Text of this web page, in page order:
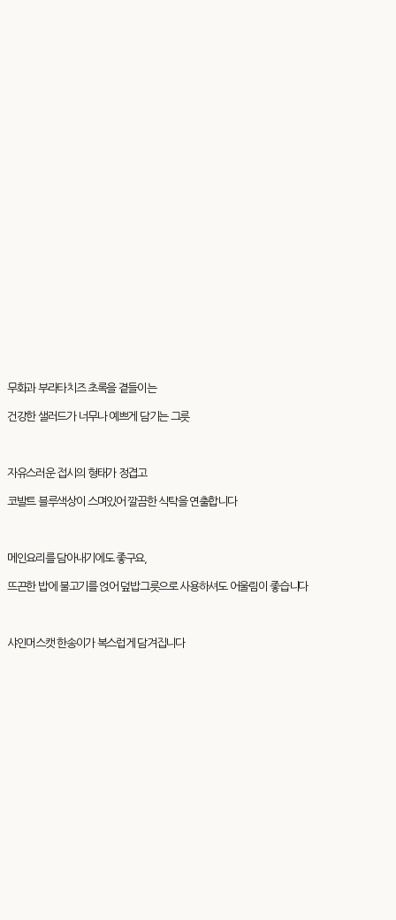
무화과 부라타치즈 초록을 곁들이는
건강한 샐러드가 너무나 예쁘게 담기는 그릇
자유스러운 접시의 형태가 정겹고
코발트 블루색상이 스며있어 깔끔한 식탁을 연출합니다
메인요리를 담아내기에도 좋구요,
뜨끈한 밥에 불고기를 얹어 덮밥그릇으로 사용하셔도 어울림이 좋습니다
샤인머스캣 한송이가 복스럽게 담겨집니다